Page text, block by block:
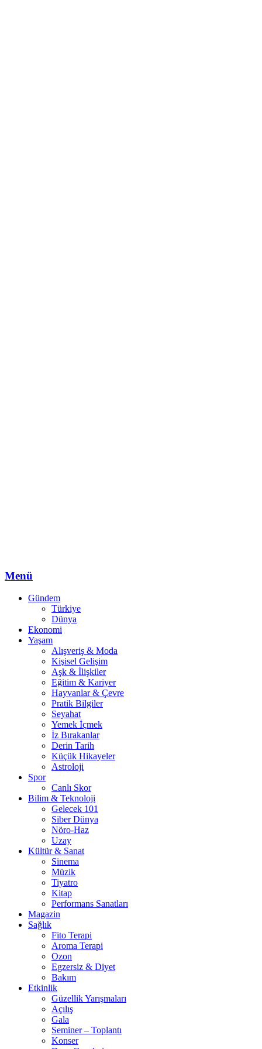
Menü
Gündem
Türkiye
Dünya
Ekonomi
Yaşam
Alışveriş & Moda
Kişisel Gelişim
Aşk & İlişkiler
Eğitim & Kariyer
Hayvanlar & Çevre
Pratik Bilgiler
Seyahat
Yemek İçmek
İz Bırakanlar
Derin Tarih
Küçük Hikayeler
Astroloji
Spor
Canlı Skor
Bilim & Teknoloji
Gelecek 101
Siber Dünya
Nöro-Haz
Uzay
Kültür & Sanat
Sinema
Müzik
Tiyatro
Kitap
Performans Sanatları
Magazin
Sağlık
Fito Terapi
Aroma Terapi
Ozon
Egzersiz & Diyet
Bakım
Etkinlik
Güzellik Yarışmaları
Açılış
Gala
Seminer – Toplantı
Konser